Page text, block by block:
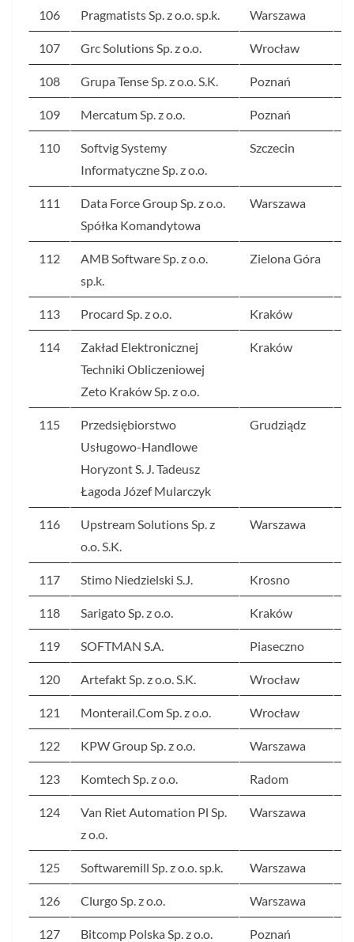
106 Pragmatists Sp. z o.o. sp.k. Warszawa
107 Grc Solutions Sp. z o.o. Wrocław
108 Grupa Tense Sp. z o.o. S.K. Poznań
109 Mercatum Sp. z o.o. Poznań
110
Softvig Systemy
Informatyczne Sp. z o.o.
Szczecin
111
Data Force Group Sp. z o.o.
Spółka Komandytowa
Warszawa
112
AMB Software Sp. z o.o.
sp.k.
Zielona Góra
113 Procard Sp. z o.o. Kraków
114
Zakład Elektronicznej
Techniki Obliczeniowej
Zeto Kraków Sp. z o.o.
Kraków
115
Przedsiębiorstwo
Usługowo-Handlowe
Horyzont S. J. Tadeusz
Łagoda Józef Mularczyk
Grudziądz
116
Upstream Solutions Sp. z
o.o. S.K.
Warszawa
117 Stimo Niedzielski S.J. Krosno
118 Sarigato Sp. z o.o. Kraków
119 SOFTMAN S.A. Piaseczno
120 Artefakt Sp. z o.o. S.K. Wrocław
121 Monterail.Com Sp. z o.o. Wrocław
122 KPW Group Sp. z o.o. Warszawa
123 Komtech Sp. z o.o. Radom
124
Van Riet Automation Pl Sp.
z o.o.
Warszawa
125 Softwaremill Sp. z o.o. sp.k. Warszawa
126 Clurgo Sp. z o.o. Warszawa
127 Bitcomp Polska Sp. z o.o. Poznań